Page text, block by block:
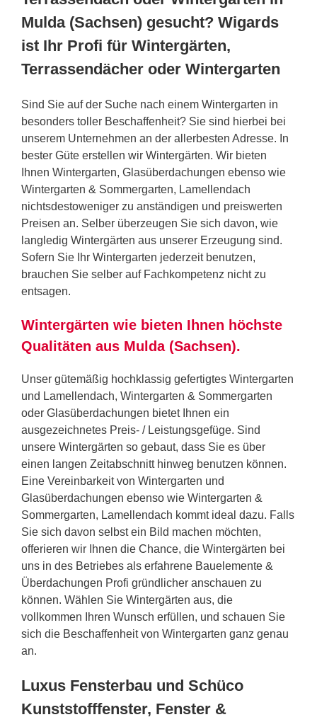
Mulda (Sachsen) gesucht? Wigards
ist Ihr Profi für Wintergärten,
Terrassendächer oder Wintergarten
Sind Sie auf der Suche nach einem Wintergarten in
besonders toller Beschaffenheit? Sie sind hierbei bei
unserem Unternehmen an der allerbesten Adresse. In
bester Güte erstellen wir Wintergärten. Wir bieten
Ihnen Wintergarten, Glasüberdachungen ebenso wie
Wintergarten & Sommergarten, Lamellendach
nichtsdestoweniger zu anständigen und preiswerten
Preisen an. Selber überzeugen Sie sich davon, wie
langledig Wintergärten aus unserer Erzeugung sind.
Sofern Sie Ihr Wintergarten jederzeit benutzen,
brauchen Sie selber auf Fachkompetenz nicht zu
entsagen.
Wintergärten wie bieten Ihnen höchste
Qualitäten aus Mulda (Sachsen).
Unser gütemäßig hochklassig gefertigtes Wintergarten
und Lamellendach, Wintergarten & Sommergarten
oder Glasüberdachungen bietet Ihnen ein
ausgezeichnetes Preis- / Leistungsgefüge. Sind
unsere Wintergärten so gebaut, dass Sie es über
einen langen Zeitabschnitt hinweg benutzen können.
Eine Vereinbarkeit von Wintergarten und
Glasüberdachungen ebenso wie Wintergarten &
Sommergarten, Lamellendach kommt ideal dazu. Falls
Sie sich davon selbst ein Bild machen möchten,
offerieren wir Ihnen die Chance, die Wintergärten bei
uns in des Betriebes als erfahrene Bauelemente &
Überdachungen Profi gründlicher anschauen zu
können. Wählen Sie Wintergärten aus, die
vollkommen Ihren Wunsch erfüllen, und schauen Sie
sich die Beschaffenheit von Wintergarten ganz genau
an.
Luxus Fensterbau und Schüco
Kunststofffenster, Fenster &